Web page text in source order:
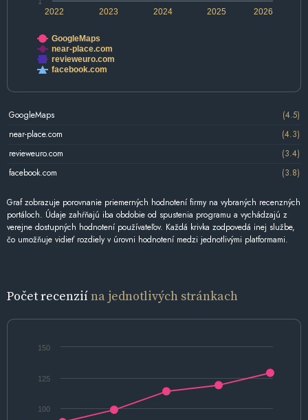
2022 2024 2026
2023 2025
GoogleMaps
near-place.com
revieweuro.com
facebook.com
GoogleMaps
(4.5)
near-place.com
(4.3)
revieweuro.com
(3.4)
facebook.com
(3.8)
Graf zobrazuje porovnanie priemerných hodnotení firmy na vybraných recenzných
portáloch. Údaje zahŕňajú iba obdobie od spustenia programu a vychádzajú z
verejne dostupných hodnotení používateľov. Každá krivka zodpovedá inej službe,
čo umožňuje vidieť rozdiely v úrovni hodnotení medzi jednotlivými platformami.
Počet recenziína jednotlivých stránkach
100
125
150